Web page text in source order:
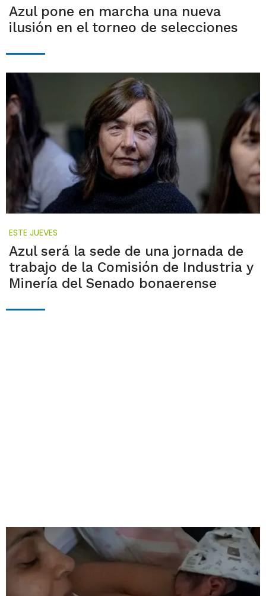
Azul pone en marcha una nueva
ilusión en el torneo de selecciones
ESTE JUEVES
Azul será la sede de una jornada de
trabajo de la Comisión de Industria y
Minería del Senado bonaerense